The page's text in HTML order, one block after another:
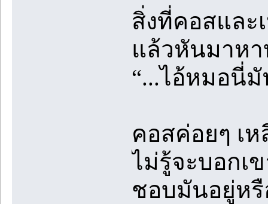
สิ่งที่คอสและ
แล้วหันมาห
“...ไอ้หมอนี่มั
คอสค่อยๆ เ
ไม่รู้จะบอกเ
ชอบมันอยู่หรื